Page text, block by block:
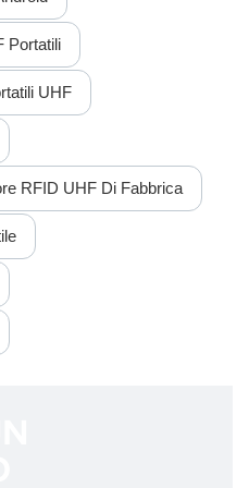
Portatili
UHF
RFID UHF Di Fabbrica